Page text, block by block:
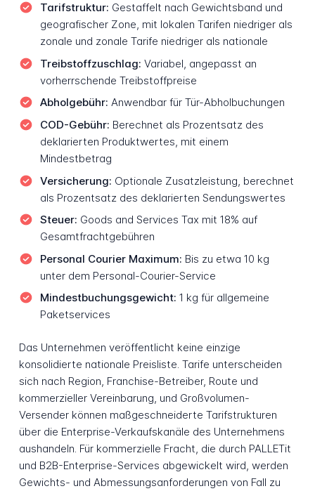
Tarifstruktur: Gestaffelt nach Gewichtsband und
geografischer Zone, mit lokalen Tarifen niedriger als
zonale und zonale Tarife niedriger als nationale
Treibstoffzuschlag: Variabel, angepasst an
vorherrschende Treibstoffpreise
Abholgebühr: Anwendbar für Tür-Abholbuchungen
COD-Gebühr: Berechnet als Prozentsatz des
deklarierten Produktwertes, mit einem
Mindestbetrag
Versicherung: Optionale Zusatzleistung, berechnet
als Prozentsatz des deklarierten Sendungswertes
Steuer: Goods and Services Tax mit 18% auf
Gesamtfrachtgebühren
Personal Courier Maximum: Bis zu etwa 10 kg
unter dem Personal-Courier-Service
Mindestbuchungsgewicht: 1 kg für allgemeine
Paketservices
Das Unternehmen veröffentlicht keine einzige
konsolidierte nationale Preisliste. Tarife unterscheiden
sich nach Region, Franchise-Betreiber, Route und
kommerzieller Vereinbarung, und Großvolumen-
Versender können maßgeschneiderte Tarifstrukturen
über die Enterprise-Verkaufskanäle des Unternehmens
aushandeln. Für kommerzielle Fracht, die durch PALLETit
und B2B-Enterprise-Services abgewickelt wird, werden
Gewichts- und Abmessungsanforderungen von Fall zu